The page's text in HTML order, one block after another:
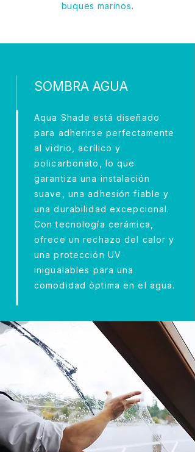
buques marinos.
SOMBRA AGUA
Aqua Shade está diseñado
para adherirse perfectamente
al vidrio, acrílico y
policarbonato, lo que
garantiza una instalación
suave, una adhesión fiable y
una durabilidad excepcional.
Con tecnología cerámica,
ofrece un rechazo del calor y
una protección UV
inigualables para una
comodidad óptima en el agua.